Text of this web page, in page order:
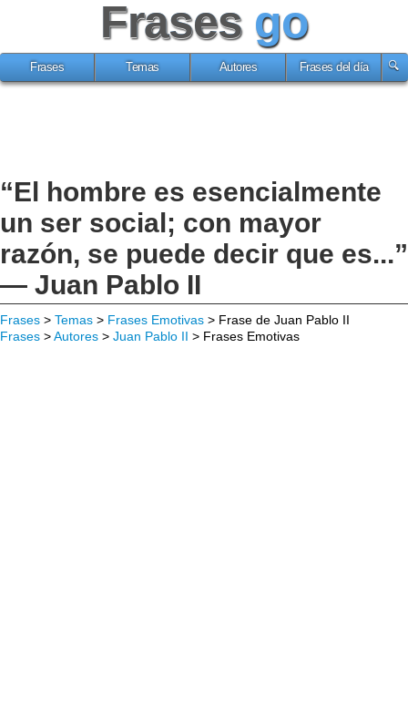
Frases go
Frases Temas Autores Frases del día
“El hombre es esencialmente
un ser social; con mayor
razón, se puede decir que es...”
— Juan Pablo II
Frases > Temas > Frases Emotivas > Frase de Juan Pablo II
Frases >Autores > Juan Pablo II > Frases Emotivas